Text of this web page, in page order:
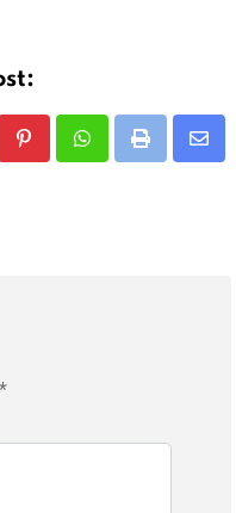
PinterestWhatsapp
Print
Share
*